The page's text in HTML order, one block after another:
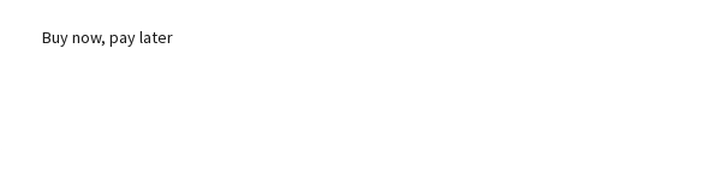
Buy now, pay later